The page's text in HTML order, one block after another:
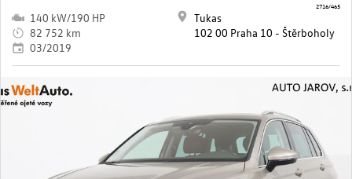
140 kW/190 HP
82 752 km
03/2019
Tukas
102 00 Praha 10 - Štěrboholy
2716/465